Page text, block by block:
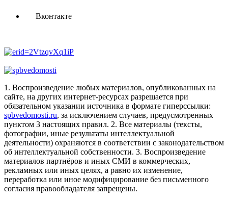
Вконтакте
1. Воспроизведение любых материалов, опубликованных на
сайте, на других интернет-ресурсах разрешается при
обязательном указании источника в формате гиперссылки:
spbvedomosti.ru, за исключением случаев, предусмотренных
пунктом 3 настоящих правил. 2. Все материалы (тексты,
фотографии, иные результаты интеллектуальной
деятельности) охраняются в соответствии с законодательством
об интеллектуальной собственности. 3. Воспроизведение
материалов партнёров и иных СМИ в коммерческих,
рекламных или иных целях, а равно их изменение,
переработка или иное модифицирование без письменного
согласия правообладателя запрещены.